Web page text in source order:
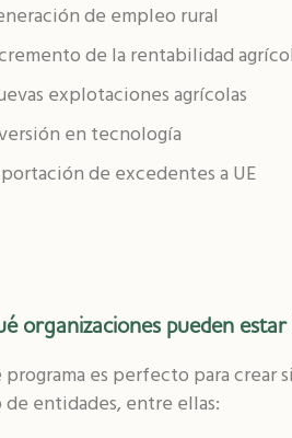
de empleo rural
de la rentabilidad
explotaciones agrícolas
en tecnología
de excedentes a UE
organizaciones pueden
programa es perfecto para crear
entidades, entre ellas: